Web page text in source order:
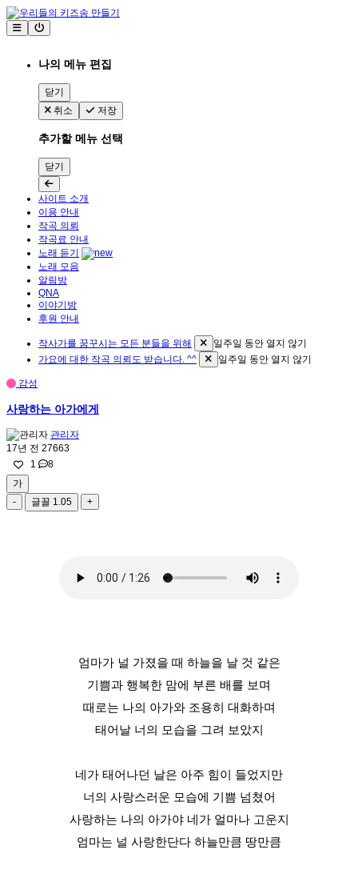
나의 메뉴 편집
닫기
취소
저장
추가할 메뉴 선택
닫기
사이트 소개
이용 안내
작곡 의뢰
작곡료 안내
노래 듣기
노래 모음
알림방
QNA
이야기방
후원 안내
작사가를 꿈꾸시는 모든 분들을 위해
일주일 동안 열지 않기
가요에 대한 작곡 의뢰도 받습니다. ^^
일주일 동안 열지 않기
감성
사랑하는 아가에게
관리자
17년 전 27663
1
8
가
-
글꼴 1.05 +
엄마가 널 가졌을 때 하늘을 날 것 같은
기쁨과 행복한 맘에 부른 배를 보며
때로는 나의 아가와 조용히 대화하며
태어날 너의 모습을 그려 보았지
네가 태어나던 날은 아주 힘이 들었지만
너의 사랑스러운 모습에 기쁨 넘쳤어
사랑하는 나의 아가야 네가 얼마나 고운지
엄마는 널 사랑한단다 하늘만큼 땅만큼